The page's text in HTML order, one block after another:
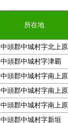
所在地
中頭郡中城村字北上原
中頭郡中城村字津覇
中頭郡中城村字南上原
中頭郡中城村字南上原
中頭郡中城村字南上原
中頭郡中城村字新垣